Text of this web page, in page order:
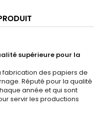
supérieure pour la
des papiers de
Réputé pour la qualité
année et qui sont
servir les productions